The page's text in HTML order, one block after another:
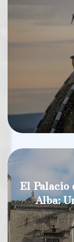
El Palacio
Alba: